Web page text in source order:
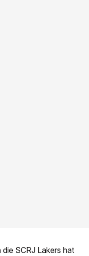
SCRJ Lakers hat